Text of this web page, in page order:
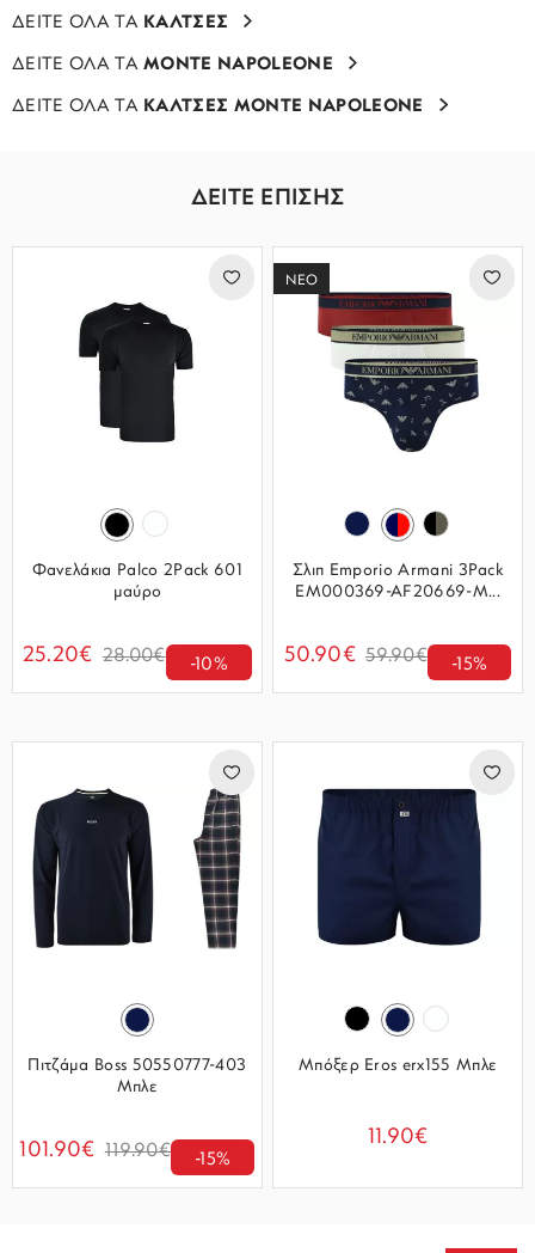
ΔΕΙΤΕ ΟΛΑ ΤΑ ΚΑΛΤΣΕΣ
ΔΕΙΤΕ ΟΛΑ ΤΑMONTE NAPOLEONE
ΔΕΙΤΕ ΟΛΑ ΤΑ ΚΑΛΤΣΕΣ MONTE NAPOLEONE
ΔΕΙΤΕ ΕΠΙΣΗΣ
Φανελάκια Palco 2Pack 601
μαύρο
25.20€ 28.00€ -10%
ΝΕΟ
Σλιπ Emporio Armani 3Pack
EM000369-AF20669-M...
50.90€ 59.90€ -15%
Πιτζάμα Boss 50550777-403
Μπλε
101.90€ 119.90€ -15%
Μπόξερ Eros erx155 Μπλε
11.90€